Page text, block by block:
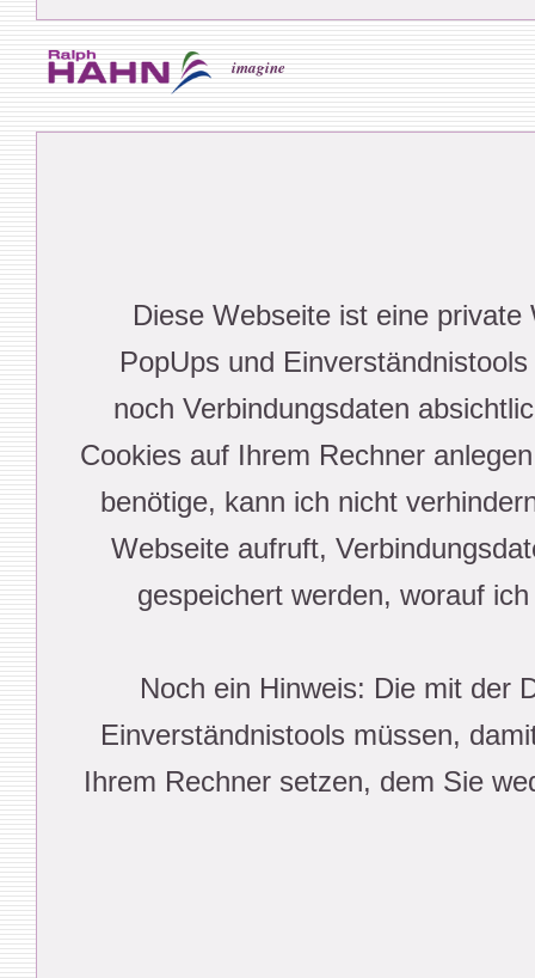
imagine
Diese Webseite ist eine
PopUps und
noch Verbindungsdaten
Cookies auf Ihrem Rechner
benötige, kann ich nicht
Webseite aufruft,
gespeichert werden, worauf
Noch ein Hinweis: Die mit der
Einverständnistools müssen,
Ihrem Rechner setzen, dem Sie